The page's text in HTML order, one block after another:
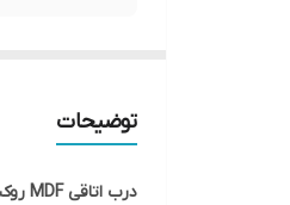
توضیحات
درب اتاقی MDF روکش PVC طرح CNC | ترکیب زیبایی، دوام و قیمت مناسب